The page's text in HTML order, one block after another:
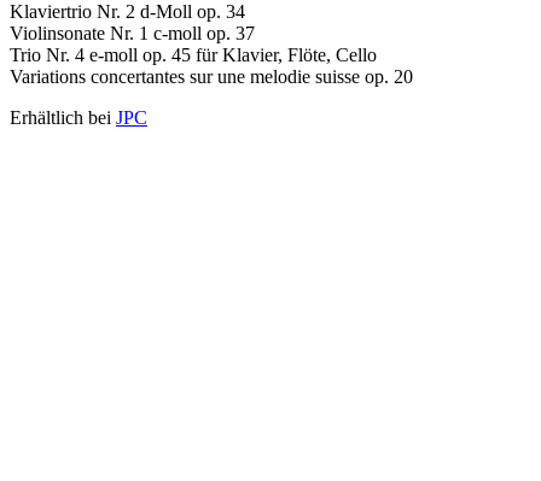
Klaviertrio Nr. 2 d-Moll op. 34
Violinsonate Nr. 1 c-moll op. 37
Trio Nr. 4 e-moll op. 45 für Klavier, Flöte, Cello
Variations concertantes sur une melodie suisse op. 20
Erhältlich bei JPC